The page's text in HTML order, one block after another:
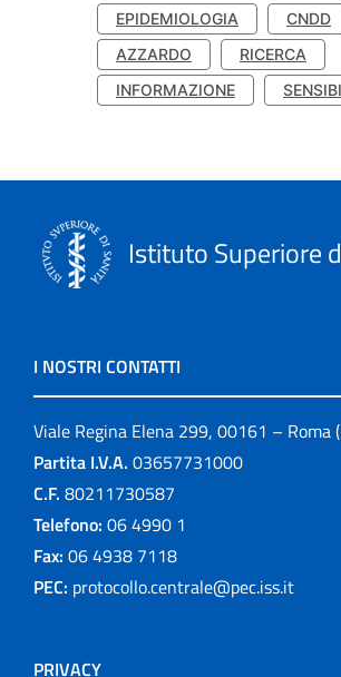
EPIDEMIOLOGIA
CNDD
AZZARDO
RICERCA
INFORMAZIONE
Istituto Superiore
I NOSTRI CONTATTI
Viale Regina Elena 299, 00161 – Roma
Partita I.V.A. 03657731000
C.F. 80211730587
Telefono: 06 4990 1
Fax: 06 4938 7118
PEC: protocollo.centrale@pec.iss.it
PRIVACY